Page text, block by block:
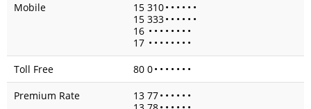
Mobile
15 310• • • • • •
15 333• • • • • •
16 • • • • • • • •
17 • • • • • • • •
Toll Free
80 0• • • • • • •
Premium Rate
13 77• • • • • •